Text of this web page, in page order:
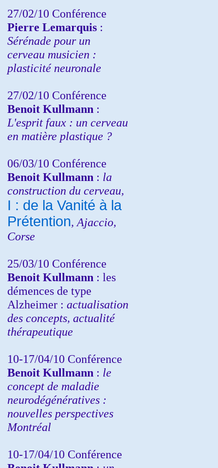
27/02/10 Conférence
Pierre Lemarquis :
Sérénade pour un
cerveau musicien :
plasticité neuronale
27/02/10 Conférence
Benoit Kullmann :
L'esprit faux : un cerveau
en matière plastique ?
06/03/10 Conférence
Benoit Kullmann : la
construction du cerveau,
I : de la Vanité à la
Prétention, Ajaccio,
Corse
25/03/10 Conférence
Benoit Kullmann : les
démences de type
Alzheimer : actualisation
des concepts, actualité
thérapeutique
10-17/04/10 Conférence
Benoit Kullmann : le
concept de maladie
neurodégénératives :
nouvelles perspectives
Montréal
10-17/04/10 Conférence